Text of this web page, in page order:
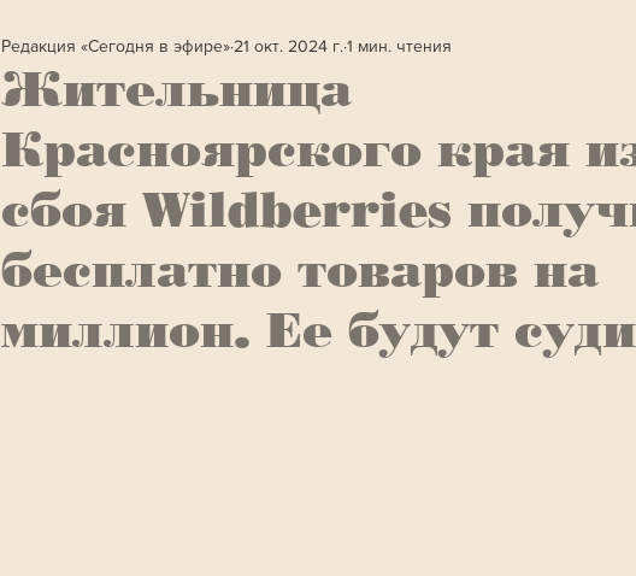
Жительница
Красноярского края
сбоя Wildberries
бесплатно товаров на
миллион. Ее будут
Редакция «Сегодня в эфире» 21 окт. 2024 г. 1 мин. чтения